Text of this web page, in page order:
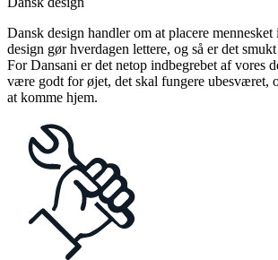
Dansk design handler om at placere
design gør hverdagen lettere, og så er det
For Dansani er det netop indbegrebet af vores
være godt for øjet, det skal fungere ubesværet,
at komme hjem.